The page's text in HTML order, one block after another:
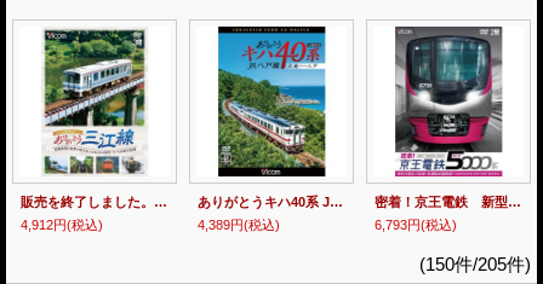
販売を終了しました。 ありがとう三江線 スペシャルパッケージ ワンマン単行前面展望とSL「江の川」号など走行シーン 【DVD】
4,912円(税込)
ありがとうキハ40系 JR八戸線 4K撮影 久慈〜八戸【DVD】
4,389円(税込)
密着！京王電鉄 新型5000系 新形式誕生の記録／試運転前面展望【大島車両検修場〜新宿〜高幡不動検車区】 【DVD】
6,793円(税込)
(150件/205件)